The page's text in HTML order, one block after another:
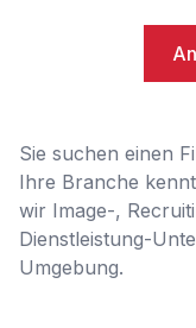
Sie suchen einen
Ihre Branche
wir Image-,
Dienstleistung-
Umgebung.